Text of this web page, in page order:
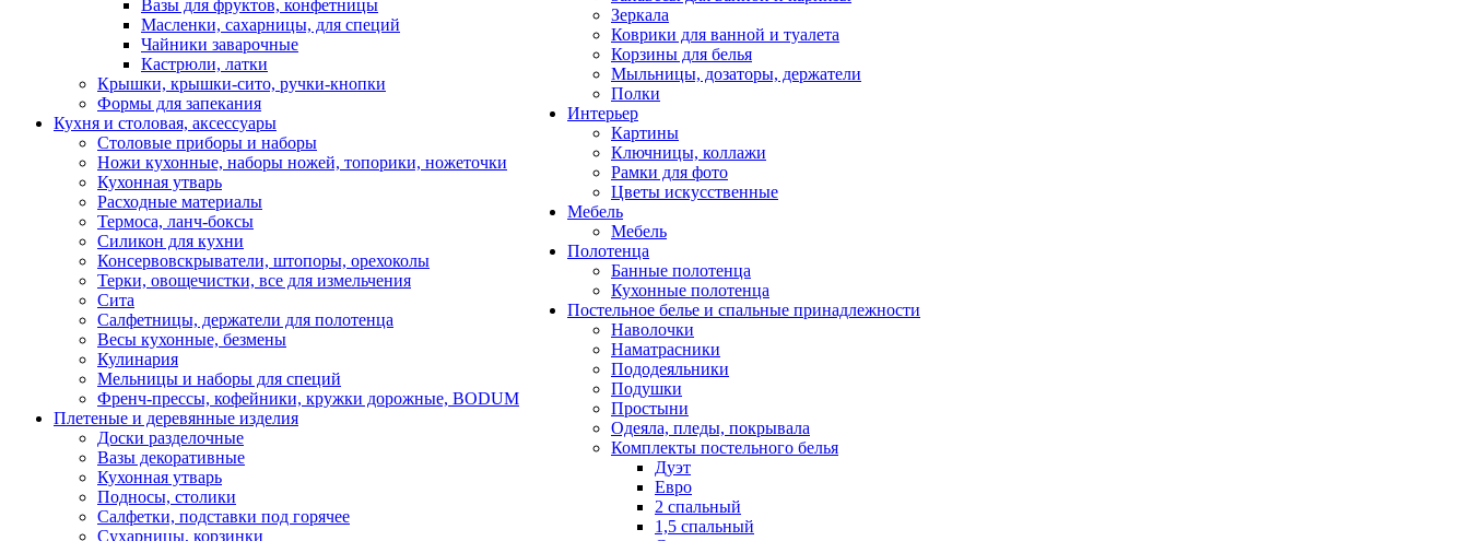
Вазы для фруктов, конфетницы
Масленки, сахарницы, для специй
Чайники заварочные
Кастрюли, латки
Крышки, крышки-сито, ручки-кнопки
Формы для запекания
Кухня и столовая, аксессуары
Столовые приборы и наборы
Ножи кухонные, наборы ножей, топорики, ножеточки
Кухонная утварь
Расходные материалы
Термоса, ланч-боксы
Силикон для кухни
Консервовскрыватели, штопоры, орехоколы
Терки, овощечистки, все для измельчения
Сита
Салфетницы, держатели для полотенца
Весы кухонные, безмены
Кулинария
Мельницы и наборы для специй
Френч-прессы, кофейники, кружки дорожные, BODUM
Плетеные и деревянные изделия
Доски разделочные
Вазы декоративные
Кухонная утварь
Подносы, столики
Салфетки, подставки под горячее
Сухарницы, корзинки
Зеркала
Коврики для ванной и туалета
Корзины для белья
Мыльницы, дозаторы, держатели
Полки
Интерьер
Картины
Ключницы, коллажи
Рамки для фото
Цветы искусственные
Мебель
Мебель
Полотенца
Банные полотенца
Кухонные полотенца
Постельное белье и спальные принадлежности
Наволочки
Наматрасники
Пододеяльники
Подушки
Простыни
Одеяла, пледы, покрывала
Комплекты постельного белья
Дуэт
Евро
2 спальный
1,5 спальный